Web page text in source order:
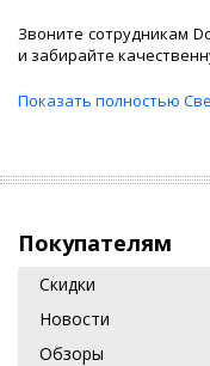
Звоните сотрудникам
и забирайте
Показать полностью
Покупателям
Скидки
Новости
Обзоры